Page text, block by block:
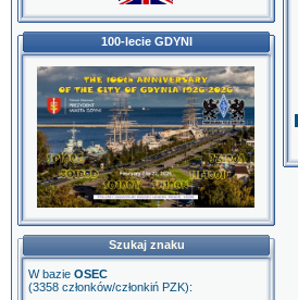
100-lecie GDYNI
Szukaj znaku
W bazie OSEC
(3358 członków/członkiń PZK):